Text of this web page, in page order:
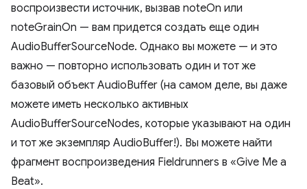
воспроизвести источник, вызвав noteOn или
noteGrainOn — вам придется создать еще один
AudioBufferSourceNode. Однако вы можете — и это
важно — повторно использовать один и тот же
базовый объект AudioBuffer (на самом деле, вы даже
можете иметь несколько активных
AudioBufferSourceNodes, которые указывают на один
и тот же экземпляр AudioBuffer!). Вы можете найти
фрагмент воспроизведения Fieldrunners в «Give Me a
Beat».